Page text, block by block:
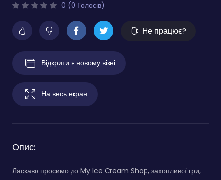
0 (0 Голосів)
Не працює?
Відкрити в новому вікні
На весь екран
Опис:
Ласкаво просимо до My Ice Cream Shop, захопливої гри,